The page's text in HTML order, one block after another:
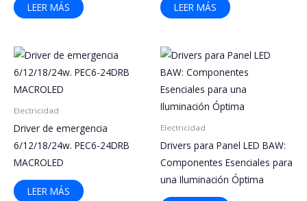
LEER MÁS LEER MÁS
Electricidad
Driver de emergencia
6/12/18/24w. PEC6-24DRB
MACROLED
LEER MÁS
Electricidad
Drivers para Panel LED BAW:
Componentes Esenciales para
una Iluminación Óptima